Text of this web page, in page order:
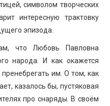
символом творческих
интересную трактовку
эпизода.
что Любовь Павловна
народа. И как окажется
им. О том, как
казалось бы, пустяковая
про снаряды. В своём